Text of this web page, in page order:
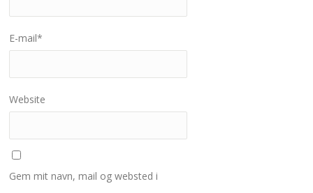
E-mail*
Website
Gem mit navn, mail og websted i